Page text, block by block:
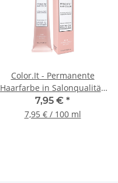
Color.It - Permanente
Haarfarbe in Salonqualität,
100ml
7,95 € *
7,95 € / 100 ml